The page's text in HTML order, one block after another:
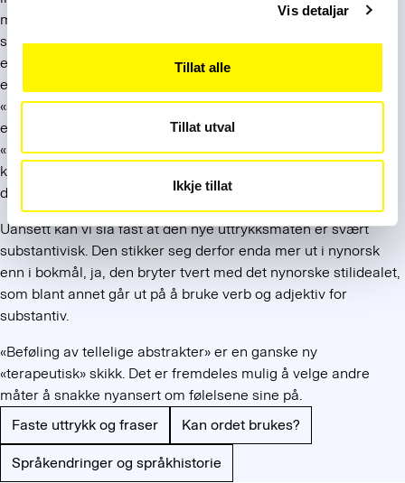
Vis detaljar
Tillat alle
Tillat utval
Ikkje tillat
man kan være i ferd med å bli sint? Da kan det være lettere å
si manføler litt på et sinnei stedet. Likeledes: Å si «jeg er
ensom» virker sikkert mer stemplende enn «jeg føler på en
ensomhet». Noen ganger kan det dessuten være vanskelig å
«skrive om» til noe mer direkte; det er ikke bare å sette inn et
enkelt adjektiv i stedet for et abstrakt substantiv. Eksempler:
«Han velger å reise utenlands i stedet for å bli hjemme og
kjenne på nederlaget.» «Alt dette er ting hun går og føler på
daglig.»
Uansett kan vi slå fast at den nye uttrykksmåten er svært
substantivisk. Den stikker seg derfor enda mer ut i nynorsk
enn i bokmål, ja, den bryter tvert med det nynorske stilidealet,
som blant annet går ut på å bruke verb og adjektiv for
substantiv.
«Beføling av tellelige abstrakter» er en ganske ny
«terapeutisk» skikk. Det er fremdeles mulig å velge andre
måter å snakke nyansert om følelsene sine på.
Faste uttrykk og fraser
Kan ordet brukes?
Språkendringer og språkhistorie